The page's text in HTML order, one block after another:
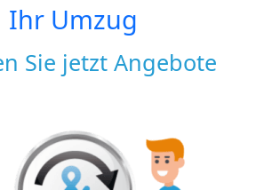
Ihr Umzug
Sie jetzt Angebote